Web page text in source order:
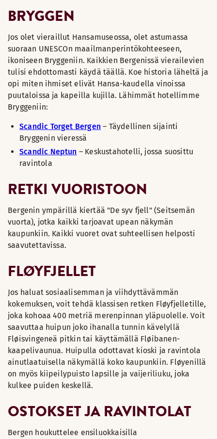
BRYGGEN
Jos olet vieraillut Hansamuseossa, olet astumassa
suoraan UNESCOn maailmanperintökohteeseen,
ikoniseen Bryggeniin. Kaikkien Bergenissä vierailevien
tulisi ehdottomasti käydä täällä. Koe historia läheltä ja
opi miten ihmiset elivät Hansa-kaudella vinoissa
puutaloissa ja kapeilla kujilla. Lähimmät hotellimme
Bryggeniin:
Scandic Torget Bergen – Täydellinen sijainti
Bryggenin vieressä
Scandic Neptun – Keskustahotelli, jossa suosittu
ravintola
RETKI VUORISTOON
Bergenin ympärillä kiertää "De syv fjell" (Seitsemän
vuorta), jotka kaikki tarjoavat upean näkymän
kaupunkiin. Kaikki vuoret ovat suhteellisen helposti
saavutettavissa.
FLØYFJELLET
Jos haluat sosiaalisemman ja viihdyttävämmän
kokemuksen, voit tehdä klassisen retken Fløyfjelletille,
joka kohoaa 400 metriä merenpinnan yläpuolelle. Voit
saavuttaa huipun joko ihanalla tunnin kävelyllä
Fløisvingeneä pitkin tai käyttämällä Fløibanen-
kaapelivaunua. Huipulla odottavat kioski ja ravintola
ainutlaatuisella näkymällä koko kaupunkiin. Fløyenillä
on myös kiipeilypuisto lapsille ja vaijeriliuku, joka
kulkee puiden keskellä.
OSTOKSET JA RAVINTOLAT
Bergen houkuttelee ensiluokkaisilla